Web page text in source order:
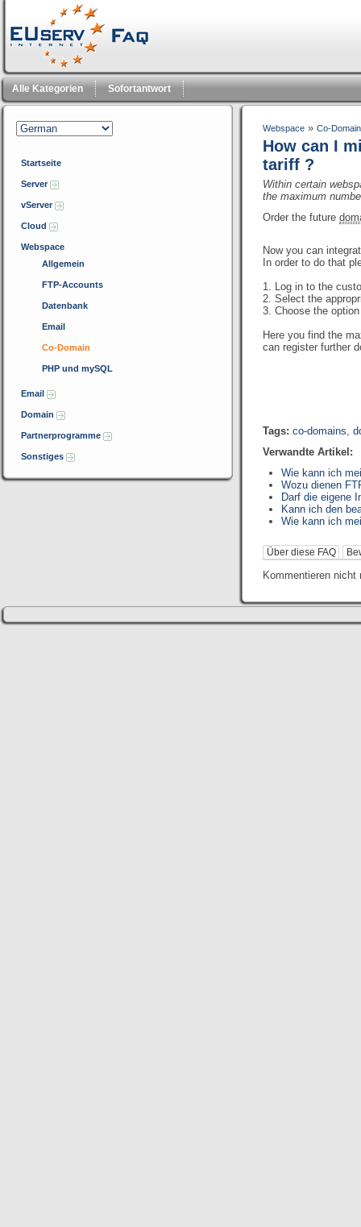
Alle Kategorien Sofortantwort
Startseite
Server
vServer
Cloud
Webspace
Allgemein
FTP-Accounts
Datenbank
Email
Co-Domain
PHP und mySQL
Email
Domain
Partnerprogramme
Sonstiges
Webspace » Co-Domain
How can I
tariff ?
Within certain
the maximum
Order the future
Now you can
In order to do that
1. Log in to the
2. Select the
3. Choose the
Here you find the
can register further
Tags: co-domains,
Verwandte Artikel:
Wie kann ich
Wozu dienen
Darf die eigene
Kann ich den
Wie kann ich
Über diese FAQ
Kommentieren nicht